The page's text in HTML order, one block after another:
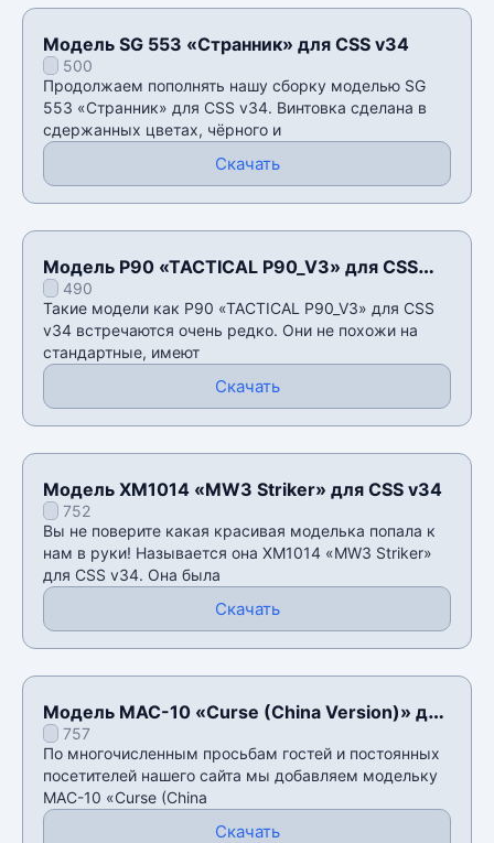
Модель SG 553 «Странник» для CSS v34
500
Продолжаем пополнять нашу сборку моделью SG
553 «Странник» для CSS v34. Винтовка сделана в
сдержанных цветах, чёрного и
Скачать
Модель P90 «TACTICAL P90_V3» для CSS
v34490
Такие модели как P90 «TACTICAL P90_V3» для CSS
v34 встречаются очень редко. Они не похожи на
стандартные, имеют
Скачать
Модель XM1014 «MW3 Striker» для CSS v34
752
Вы не поверите какая красивая моделька попала к
нам в руки! Называется она XM1014 «MW3 Striker»
для CSS v34. Она была
Скачать
Модель MAC-10 «Curse (China Version)» для
CSS v34
757
По многочисленным просьбам гостей и постоянных
посетителей нашего сайта мы добавляем модельку
MAC-10 «Curse (China
Скачать